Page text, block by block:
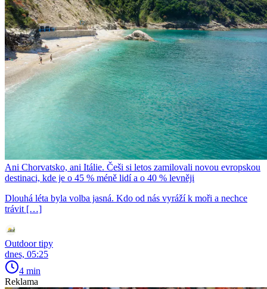
Ani Chorvatsko, ani Itálie. Češi si letos zamilovali novou evropskou
destinaci, kde je o 45 % méně lidí a o 40 % levněji
Dlouhá léta byla volba jasná. Kdo od nás vyráží k moři a nechce
trávit […]
Outdoor tipy
dnes, 05:25
4 min
Reklama